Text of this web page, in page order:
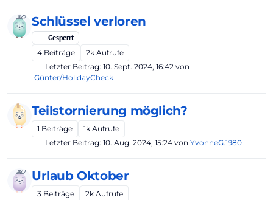
Schlüssel verloren
Gesperrt
4 Beiträge 2k Aufrufe
Letzter Beitrag: 10. Sept. 2024, 16:42 von
Günter/HolidayCheck
Teilstornierung möglich?
1 Beiträge 1k Aufrufe
Letzter Beitrag: 10. Aug. 2024, 15:24 von YvonneG.1980
Urlaub Oktober
3 Beiträge 2k Aufrufe